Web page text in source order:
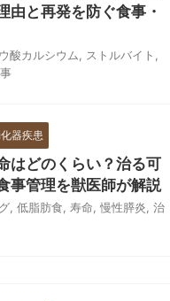
由と再発を防ぐ食事・
酸カルシウム ストルバイト
器疾患
はどのくらい？治る可
事管理を獣医師が解説
低脂肪食 寿命 慢性膵炎 治